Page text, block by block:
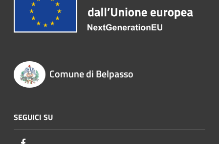
Comune di Belpasso
SEGUICI SU